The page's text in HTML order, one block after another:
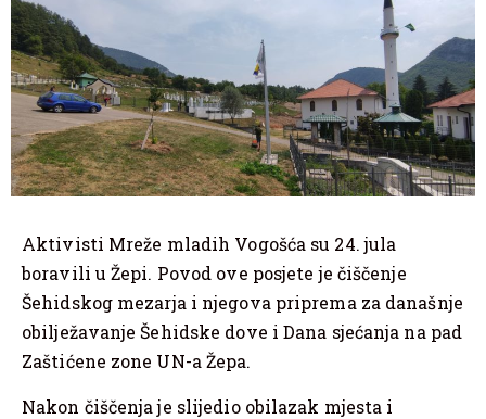
Aktivisti Mreže mladih Vogošća su 24. jula
boravili u Žepi. Povod ove posjete je čiščenje
Šehidskog mezarja i njegova priprema za današnje
obilježavanje Šehidske dove i Dana sjećanja na pad
Zaštićene zone UN-a Žepa.
Nakon čiščenja je slijedio obilazak mjesta i